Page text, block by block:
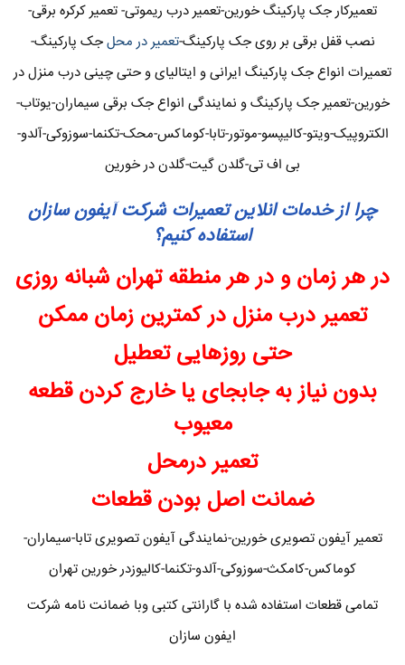
تعمیرکار جک پارکینگ خورین-تعمیر درب ریموتی- تعمیر کرکره برقی-
نصب قفل برقی بر روی جک پارکینگ-تعمیر در محلجک پارکینگ-
تعمیرات انواع جک پارکینگ ایرانی و ایتالیای و حتی چینی درب منزل در
خورین-تعمیر جک پارکینگ و نمایندگی انواع جک برقی سیماران-یوتاب-
الکتروپیک-ویتو-کالیپسو-موتور-تابا-کوماکس-محک-تکنما-سوزوکی-آلدو-
بی اف تی-گلدن گیت-گلدن در خورین
چرا از خدمات انلاین تعمیرات شرکت آیفون سازان
استفاده کنیم؟
در هر زمان و در هر منطقه تهران شبانه روزی
تعمیر درب منزل در کمترین زمان ممکن
حتی روزهایی تعطیل
بدون نیاز به جابجای یا خارج کردن قطعه
معیوب
تعمیر درمحل
ضمانت اصل بودن قطعات
تعمیر آیفون تصویری خورین-نمایندگی آیفون تصویری تابا-سیماران-
کوماکس-کامکث-سوزوکی-آلدو-تکنما-کالیوزدر خورین تهران
تمامی قطعات استفاده شده با گارانتی کتبی وبا ضمانت نامه شرکت
ایفون سازان